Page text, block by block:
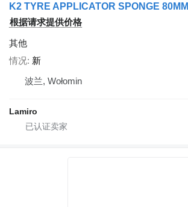
K2 TYRE APPLICATOR SPONGE 80MM
根据请求提供价格
其他
情况 新
波兰, Wołomin
Lamiro